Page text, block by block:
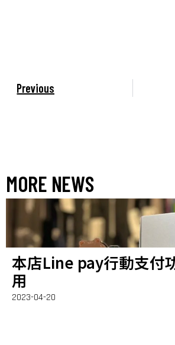
Previous
MORE NEWS
本店Line pay行動支付
用
2023-04-20